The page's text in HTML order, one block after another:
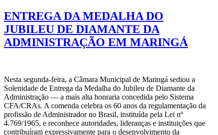
ENTREGA DA MEDALHA DO
JUBILEU DE DIAMANTE DA
ADMINISTRAÇÃO EM MARINGÁ
Nesta segunda-feira, a Câmara Municipal de Maringá sediou a
Solenidade de Entrega da Medalha do Jubileu de Diamante da
Administração — a mais alta honraria concedida pelo Sistema
CFA/CRAs. A comenda celebra os 60 anos da regulamentação da
profissão de Administrador no Brasil, instituída pela Lei nº
4.769/1965, e reconhece autoridades, lideranças e instituições que
contribuíram expressivamente para o desenvolvimento da